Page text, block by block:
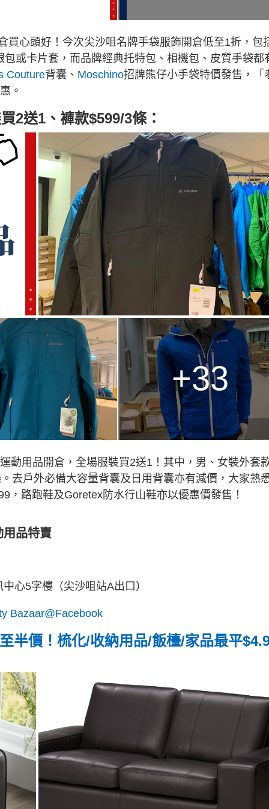
買心頭好！今次尖沙咀名牌手袋服飾開倉低至1折，包
或卡片套，而品牌經典托特包、相機包、皮質手袋都
Couture背囊、 Moschino招牌熊仔小手袋特價發售，「
。
2送1、褲款$599/3條：
+33
動用品開倉，全場服裝買2送1！其中，男、女裝外套
去戶外必備大容量背囊及日用背囊亦有減價，大家熟
，路跑鞋及Goretex防水行山鞋亦以優惠價發售！
用品特賣
心5字樓（尖沙咀站A出口）
Bazaar@Facebook
半價！梳化/收納用品/飯檯/家品最平